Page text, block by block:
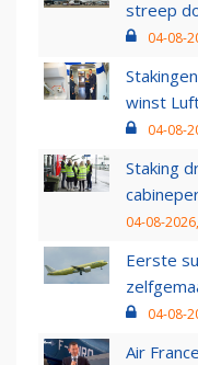
streep
04-08-
winst
04-08-
Staking
04-08-
Eerste
04-08-
Air